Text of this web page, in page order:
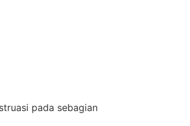
pada sebagian